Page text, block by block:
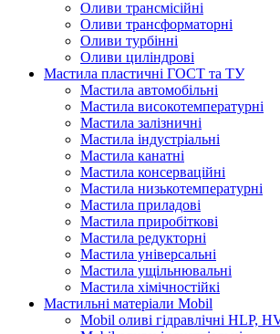
Оливи трансмісійні
Оливи трансформаторні
Оливи турбінні
Оливи циліндрові
Мастила пластичні ГОСТ та ТУ
Мастила автомобільні
Мастила високотемпературні
Мастила залізничні
Мастила індустріальні
Мастила канатні
Мастила консерваційні
Мастила низькотемпературні
Мастила приладові
Мастила приробіткові
Мастила редукторні
Мастила універсальні
Мастила ущільнювальні
Мастила хімічностійкі
Мастильні матеріали Mobil
Mobil оливі гідравлічні HLP,